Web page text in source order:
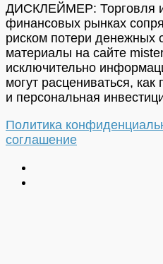
ДИСКЛЕЙМЕР: Торговля и
финансовых рынках
риском потери денежных
материалы на сайте
исключительно
могут расцениваться,
и персональная
Политика
соглашение